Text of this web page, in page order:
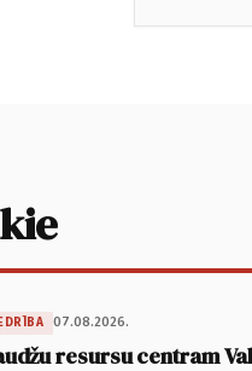
07.08.2026.
resursu centram